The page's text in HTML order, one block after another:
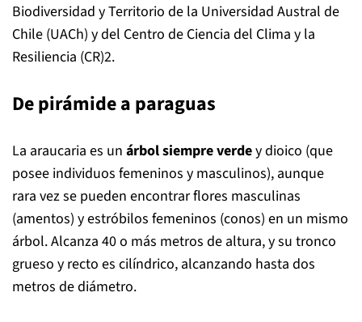
Biodiversidad y Territorio de la Universidad Austral de
Chile (UACh) y del Centro de Ciencia del Clima y la
Resiliencia (CR)2.
De pirámide a paraguas
La araucaria es un árbol siempre verdey dioico (que
posee individuos femeninos y masculinos), aunque
rara vez se pueden encontrar flores masculinas
(amentos) y estróbilos femeninos (conos) en un mismo
árbol. Alcanza 40 o más metros de altura, y su tronco
grueso y recto es cilíndrico, alcanzando hasta dos
metros de diámetro.